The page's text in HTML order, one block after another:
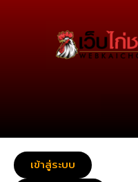
เข้าสู่ระบบ